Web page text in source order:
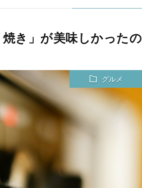
き」が美味しかったの
グルメ